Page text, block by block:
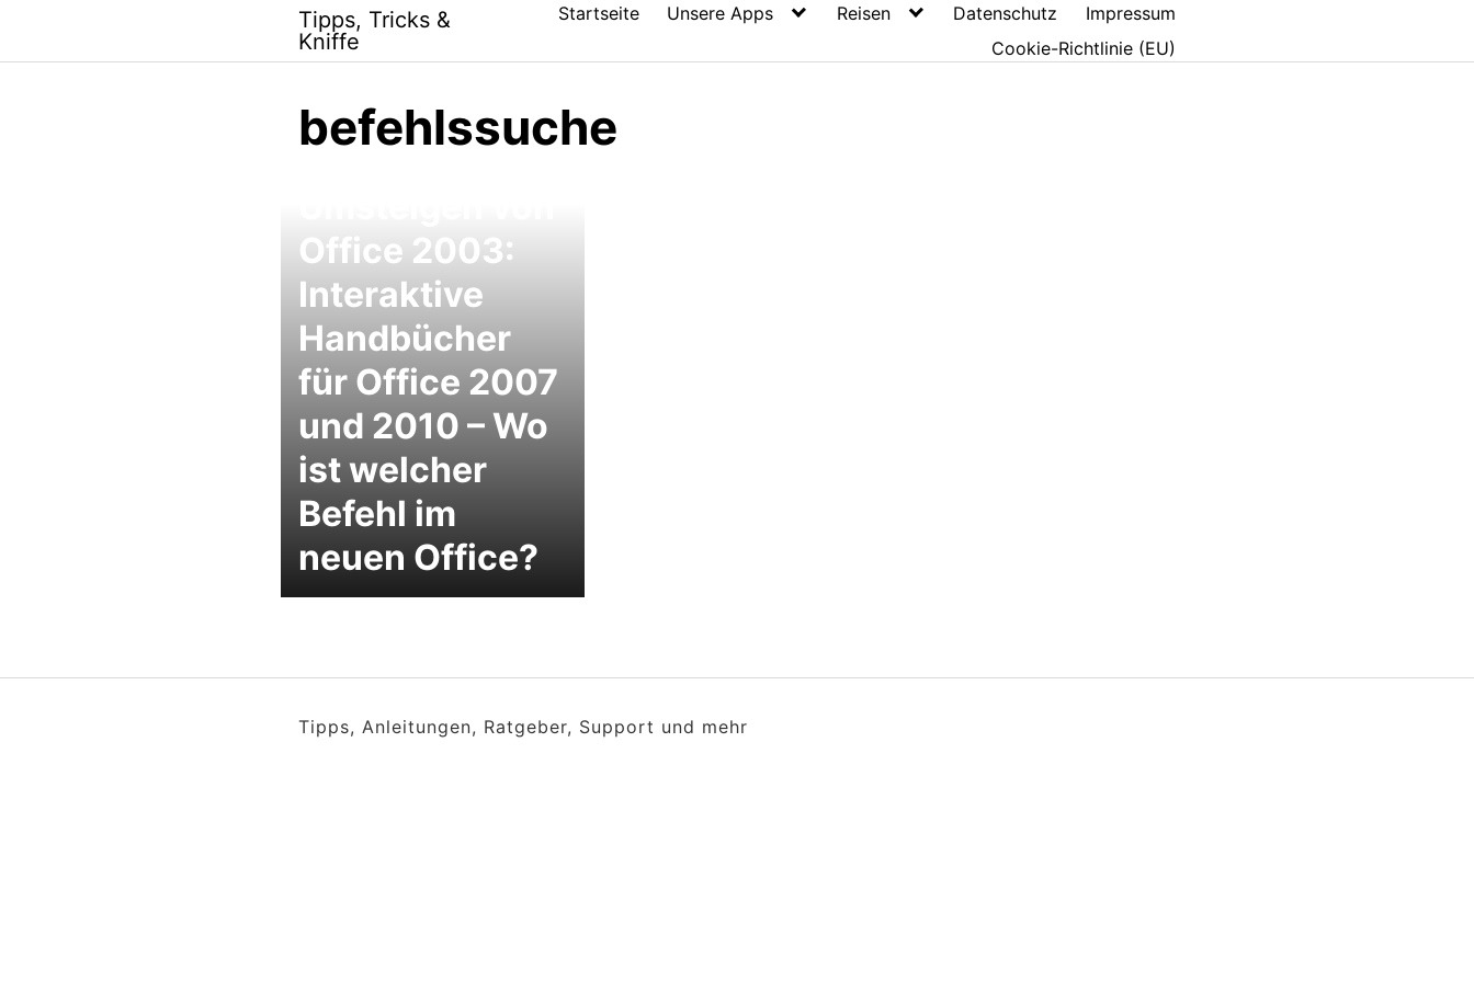
content
Tipps, Tricks &
Kniffe
Startseite Unsere Apps Reisen Datenschutz
Impressum
Cookie-Richtlinie (EU)
befehlssuche
Office 2003:
Interaktive
Handbücher
für Office 2007
und 2010 – Wo
ist welcher
Befehl im
neuen Office?
Tipps, Anleitungen, Ratgeber, Support und mehr